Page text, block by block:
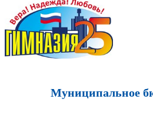
Муниципальное